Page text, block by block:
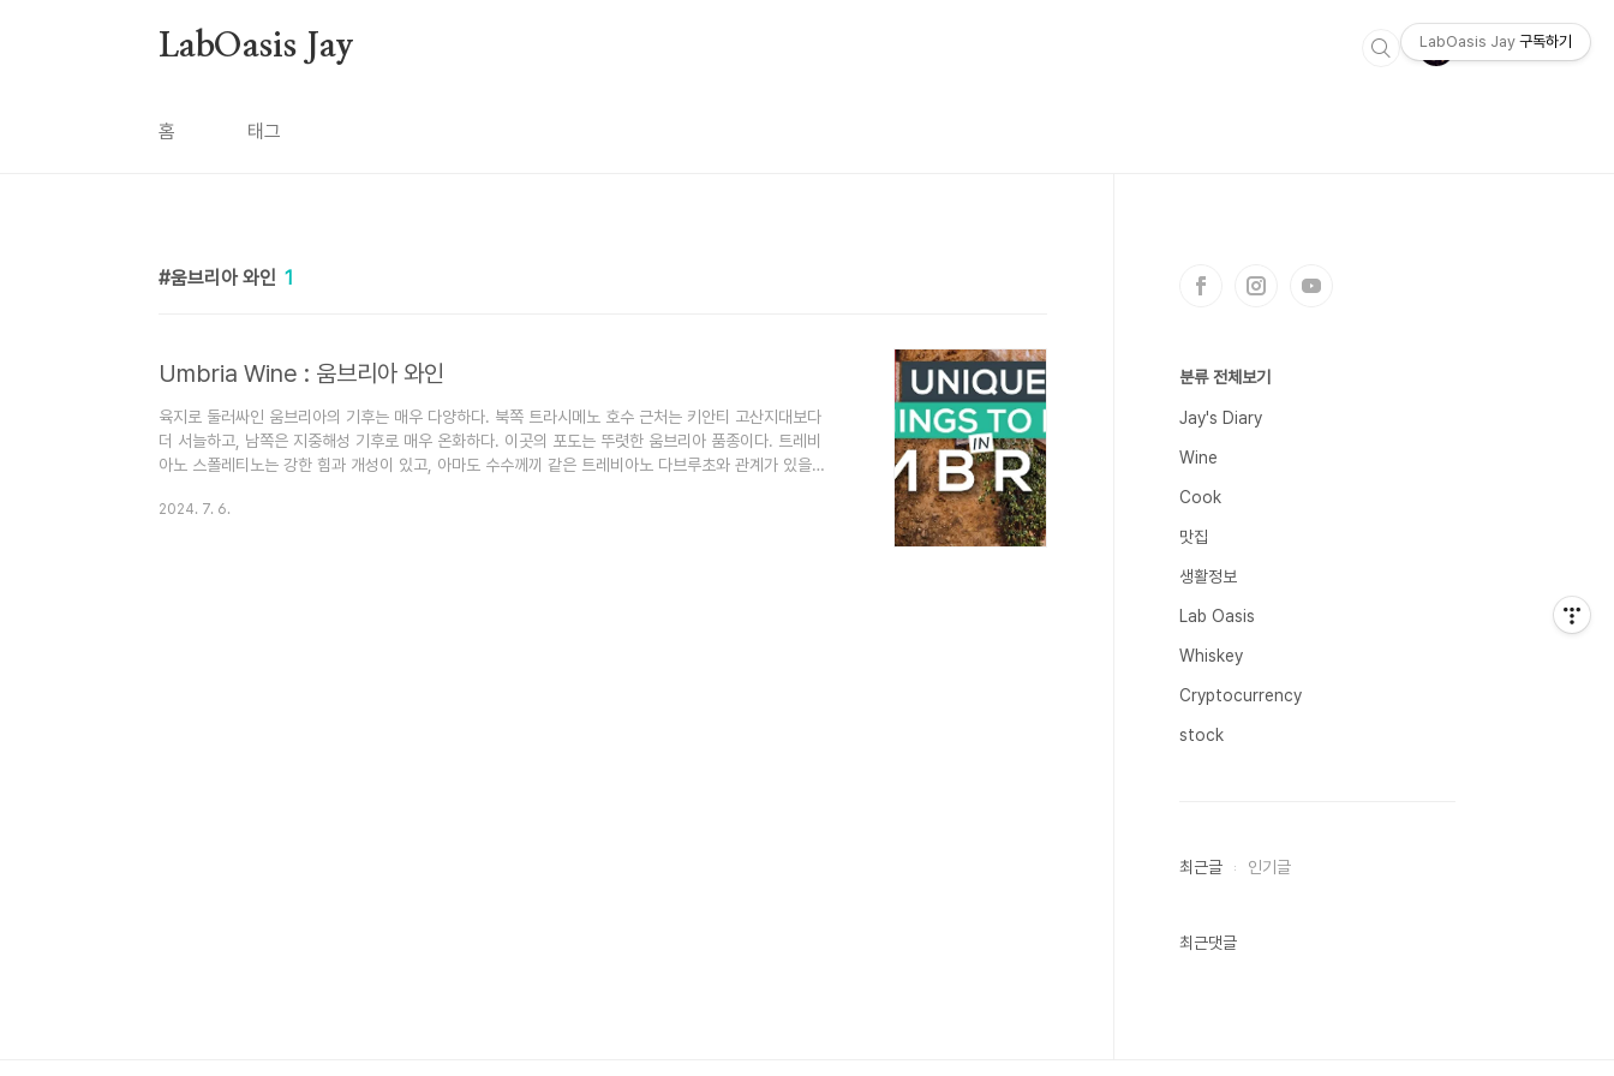
LabOasis Jay
홈 태그
움브리아 와인 1
Umbria Wine : 움브리아 와인
육지로 둘러싸인 움브리아의 기후는 매우 다양하다. 북쪽 트라시메노 호수 근처는 키안티 고산지대보다
더 서늘하고, 남쪽은 지중해성 기후로 매우 온화하다. 이곳의 포도는 뚜렷한 움브리아 품종이다. 트레비
아노 스폴레티노는 강한 힘과 개성이 있고, 아마도 수수께끼 같은 트레비아노 다브루초와 관계가 있을
팔코 마을과 관련 있는 대표적인 레드품종인 사그란티노는 껍질이 두껍고 풍미가 가득하며 장기숙성이
2024. 7. 6.
분류 전체보기
Jay's Diary
Wine
Cook
맛집
생활정보
Lab Oasis
Whiskey
Cryptocurrency
stock
최근글 인기글
최근댓글
LabOasis Jay 구독하기